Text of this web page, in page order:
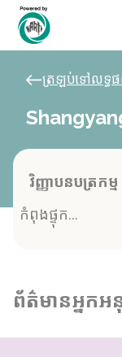
ត្រឡប់ទៅលទ្ធ
វិញ្ញាបនបត្រកម្
កំពុងផ្ទុក...
ព័ត៌មានអ្នកអនុ